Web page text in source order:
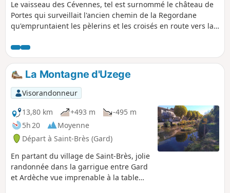
Le vaisseau des Cévennes, tel est surnommé le château de
Portes qui surveillait l'ancien chemin de la Regordane
qu'empruntaient les pèlerins et les croisés en route vers la
un autre passé plus récent des Cévennes: les mines avec la
découverte de la tour de Peyrerol et son plan incliné.
09/10/2023 Message de la modération : l'itinéraire a été
modifié et raccourci pour éviter des parties privatives entre
(3) et Le Tour.
La Montagne d'Uzege
Visorandonneur
13,80 km
+493 m
-495 m
5h 20
Moyenne
Départ à Saint-Brès (Gard)
En partant du village de Saint-Brès, jolie
randonnée dans la garrigue entre Gard
et Ardèche vue imprenable à la table